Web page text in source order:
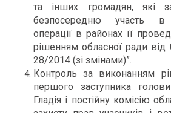
та інших громадян, які
безпосередню участь в
операції в районах її
рішенням обласної ради
28/2014 (зі змінами)”.
Контроль за виконанням
першого заступника
Гладія і постійну комісію